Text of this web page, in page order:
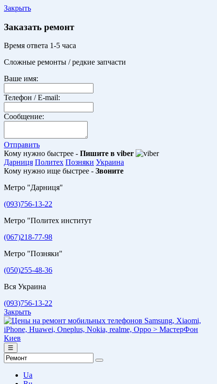
Закрыть
Заказать ремонт
Время ответа 1-5 часа
Сложные ремонты / редкие запчасти
Ваше имя:
Телефон / E-mail:
Сообщение:
Отправить
Кому нужно быстрее - Пишите в viber
Дарниця Политех Позняки Украина
Кому нужно ище быстрее - Звоните
Метро "Дарниця"
(093)756-13-22
Метро "Политех институт
(067)218-77-98
Метро "Позняки"
(050)255-48-36
Вся Украина
(093)756-13-22
Закрыть
☰
Ua